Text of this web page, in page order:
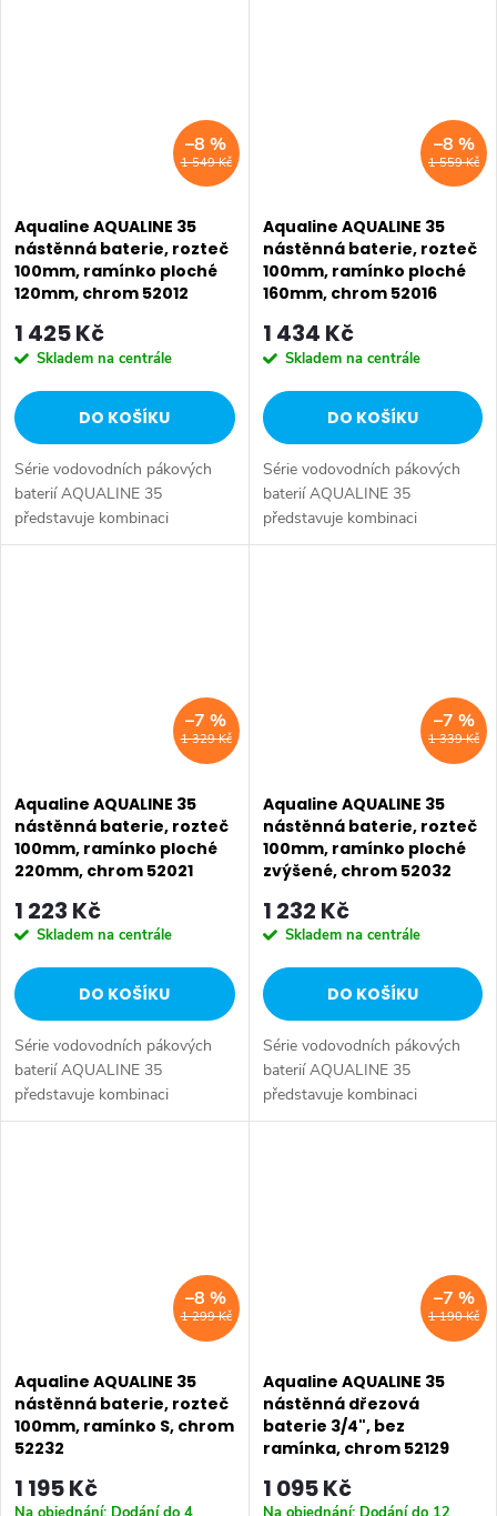
1 549 Kč
–8 %
Aqualine AQUALINE 35
nástěnná baterie, rozteč
100mm, ramínko ploché
120mm, chrom 52012
1 425 Kč
Skladem na centrále
DO KOŠÍKU
Série vodovodních pákových
baterií AQUALINE 35
představuje kombinaci
tradičního jednoduchého
1 559 Kč
–8 %
Aqualine AQUALINE 35
nástěnná baterie, rozteč
100mm, ramínko ploché
160mm, chrom 52016
1 434 Kč
Skladem na centrále
DO KOŠÍKU
Série vodovodních pákových
baterií AQUALINE 35
představuje kombinaci
tradičního jednoduchého
1 329 Kč
–7 %
Aqualine AQUALINE 35
nástěnná baterie, rozteč
100mm, ramínko ploché
220mm, chrom 52021
1 223 Kč
Skladem na centrále
DO KOŠÍKU
Série vodovodních pákových
baterií AQUALINE 35
představuje kombinaci
tradičního jednoduchého
1 339 Kč
–7 %
Aqualine AQUALINE 35
nástěnná baterie, rozteč
100mm, ramínko ploché
zvýšené, chrom 52032
1 232 Kč
Skladem na centrále
DO KOŠÍKU
Série vodovodních pákových
baterií AQUALINE 35
představuje kombinaci
tradičního jednoduchého
1 299 Kč
–8 %
Aqualine AQUALINE 35
nástěnná baterie, rozteč
100mm, ramínko S, chrom
52232
1 195 Kč
1 190 Kč
–7 %
Aqualine AQUALINE 35
nástěnná dřezová
baterie 3/4", bez
ramínka, chrom 52129
1 095 Kč